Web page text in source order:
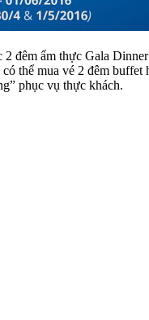
ẩm thực Gala
thể mua vé 2 đêm
phục vụ thực khách.